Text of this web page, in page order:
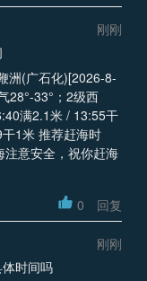
刚刚
洲(广石化)[2026-8-
28°-33°；2级西
满2.1米 / 13:55干
1米 推荐赶海时
意安全，祝你赶海
0 回复
刚刚
时间吗